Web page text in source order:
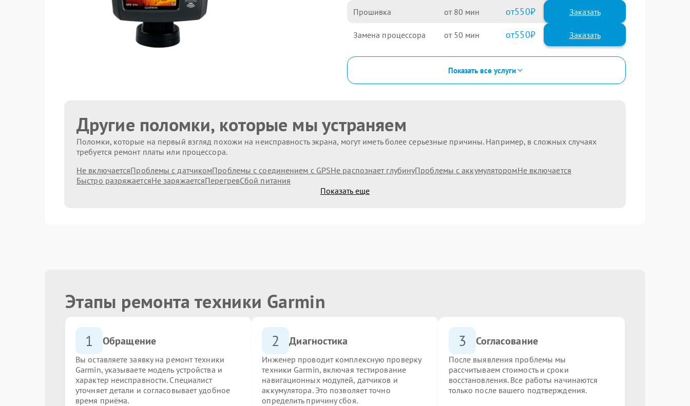
Прошивка 80 550
Замена процессора 50 550
Показать все услуги
Другие поломки, которые мы устраняем
Поломки, которые на первый взгляд похожи на неисправность экрана, могут иметь более серьезные причины. Например, в сложных случаях
требуется ремонт платы или процессора.
Не включаетсяПроблемы с датчикомПроблемы с соединением с GPSНе распознает глубинуПроблемы с аккумуляторомНе включается
Быстро разряжаетсяНе заряжаетсяПерегревСбой питания
Показать еще
Этапы ремонта техники Garmin
1 Обращение
Вы оставляете заявку на ремонт техники
Garmin, указываете модель устройства и
характер неисправности. Специалист
уточняет детали и согласовывает удобное
время приёма.
2 Диагностика
Инженер проводит комплексную проверку
техники Garmin, включая тестирование
навигационных модулей, датчиков и
аккумулятора. Это позволяет точно
определить причину сбоя.
3 Согласование
После выявления проблемы мы
рассчитываем стоимость и сроки
восстановления. Все работы начинаются
только после вашего подтверждения.